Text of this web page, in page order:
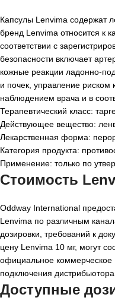
Капсулы Lenvima содержат
бренд Lenvima относится к
соответствии с
безопасности включает
кожные реакции ладонно-
и почек, управление
наблюдением врача и в
Терапевтический класс:
Действующее вещество:
Лекарственная форма:
Категория продукта:
Применение: только по
Стоимость
Oddway International
Lenvima по различным
дозировки, требований к
цену Lenvima 10 мг, могут
официальное коммерческое
подключения
Доступные